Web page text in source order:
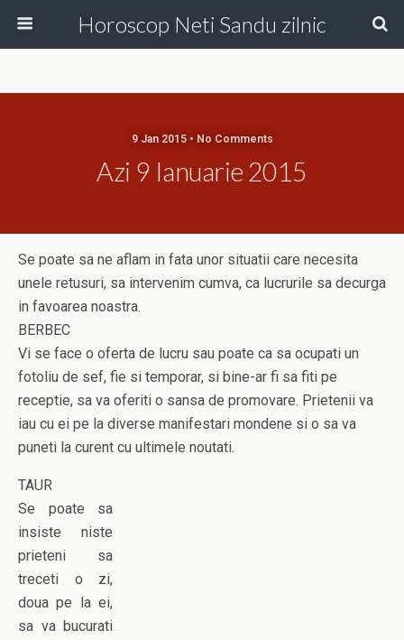
Horoscop Neti Sandu zilnic
9 Jan 2015 • No Comments
Azi 9 Ianuarie 2015
Se poate sa ne aflam in fata unor situatii care necesita
unele retusuri, sa intervenim cumva, ca lucrurile sa decurga
in favoarea noastra.
BERBEC
Vi se face o oferta de lucru sau poate ca sa ocupati un
fotoliu de sef, fie si temporar, si bine-ar fi sa fiti pe
receptie, sa va oferiti o sansa de promovare. Prietenii va
iau cu ei pe la diverse manifestari mondene si o sa va
puneti la curent cu ultimele noutati.
TAUR
Se poate sa
insiste niste
prieteni sa
treceti o zi,
doua pe la ei,
sa va bucurati